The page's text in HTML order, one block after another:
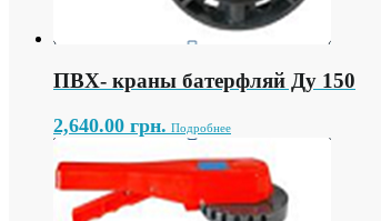
ПВХ- краны батерфляй Ду 150
2,640.00 грн. Подробнее